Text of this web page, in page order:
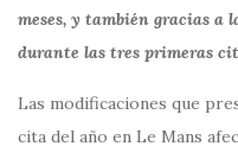
meses, y también gracias a
durante las tres primeras
Las modificaciones que
cita del año en Le Mans